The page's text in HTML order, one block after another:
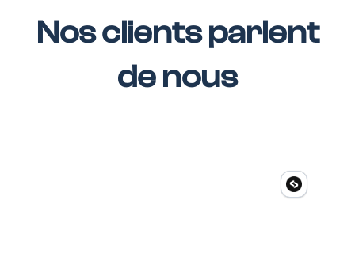
Nos clients parlent
de nous